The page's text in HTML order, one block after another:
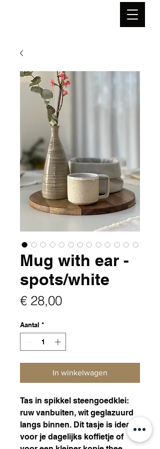
Mug with ear -
spots/white
€ 28,00Prijs
Aantal *
In winkelwagen
Tas in spikkel steengoedklei:
ruw vanbuiten, wit geglazuurd
langs binnen. Dit tasje is ideaal
voor je dagelijks koffietje of